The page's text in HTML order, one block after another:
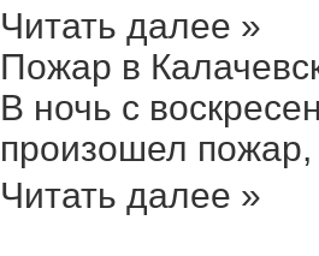
Читать далее »
Пожар в
В ночь с
произошел пожар,
Читать далее »